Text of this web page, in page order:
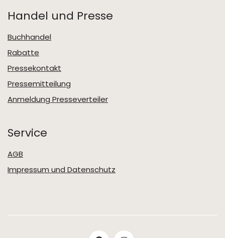
Handel und Presse
Buchhandel
Rabatte
Pressekontakt
Pressemitteilung
Anmeldung Presseverteiler
Service
AGB
Impressum und Datenschutz